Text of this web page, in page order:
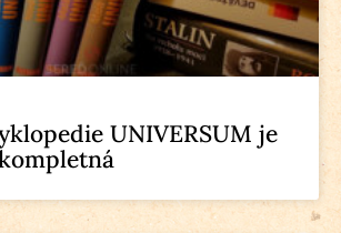
UNIVERSUM je